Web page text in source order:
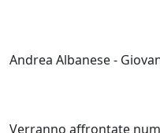
Andrea Albanese -
Verranno affrontate